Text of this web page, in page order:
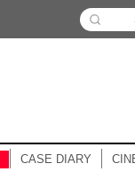
CASE DIARY